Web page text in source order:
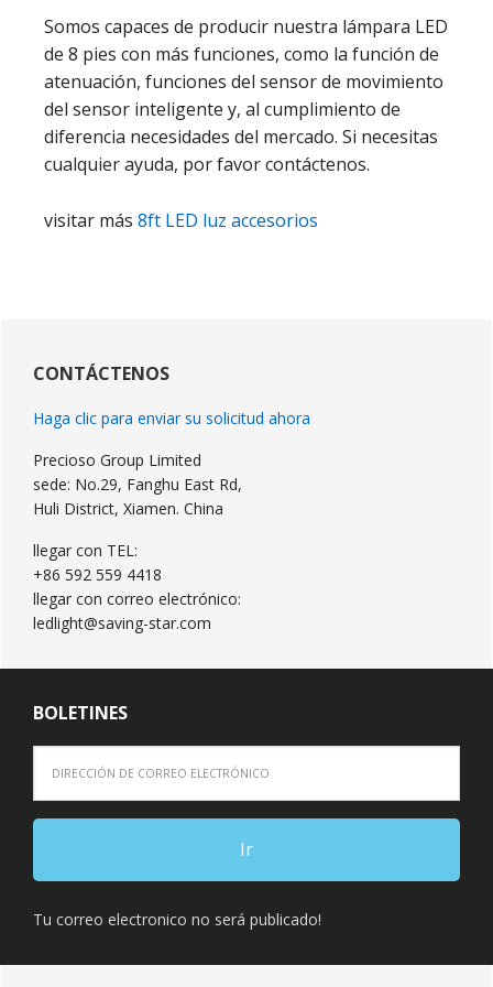
Somos capaces de producir nuestra lámpara LED
de 8 pies con más funciones, como la función de
atenuación, funciones del sensor de movimiento
del sensor inteligente y, al cumplimiento de
diferencia necesidades del mercado. Si necesitas
cualquier ayuda, por favor contáctenos.
visitar más 8ft LED luz accesorios
lateral
primaria
CONTÁCTENOS
Haga clic para enviar su solicitud ahora
Precioso Group Limited
sede: No.29, Fanghu East Rd,
Huli District, Xiamen. China
llegar con TEL:
+86 592 559 4418
llegar con correo electrónico:
ledlight@saving-star.com
BOLETINES
Tu correo electronico no será publicado!